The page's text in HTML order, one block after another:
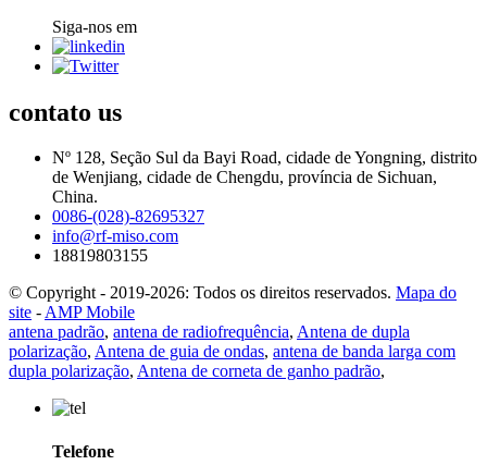
Siga-nos em
contato us
Nº 128, Seção Sul da Bayi Road, cidade de Yongning, distrito
de Wenjiang, cidade de Chengdu, província de Sichuan,
China.
0086-(028)-82695327
info@rf-miso.com
18819803155
© Copyright - 2019-2026: Todos os direitos reservados. Mapa do
site -AMP Mobile
antena padrão, antena de radiofrequência, Antena de dupla
polarização, Antena de guia de ondas, antena de banda larga com
dupla polarização, Antena de corneta de ganho padrão,
Telefone